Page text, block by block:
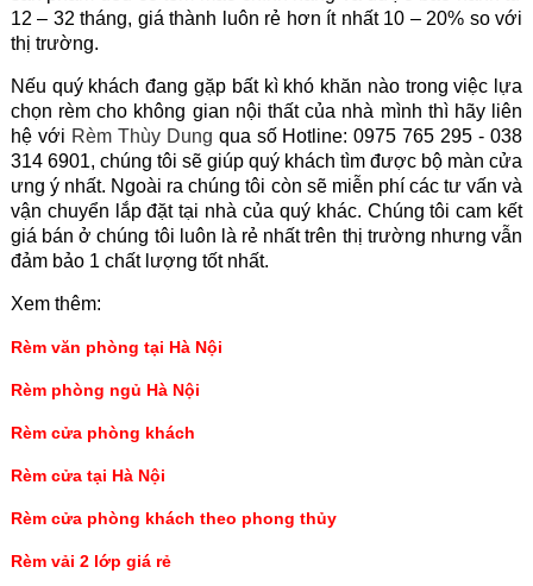
12 – 32 tháng, giá thành luôn rẻ hơn ít nhất 10 – 20% so với
thị trường.
Nếu quý khách đang gặp bất kì khó khăn nào trong việc lựa
chọn rèm cho không gian nội thất của nhà mình thì hãy liên
hệ với Rèm Thùy Dung qua số Hotline: 0975 765 295 - 038
314 6901, chúng tôi sẽ giúp quý khách tìm được bộ màn cửa
ưng ý nhất. Ngoài ra chúng tôi còn sẽ miễn phí các tư vấn và
vận chuyển lắp đặt tại nhà của quý khác. Chúng tôi cam kết
giá bán ở chúng tôi luôn là rẻ nhất trên thị trường nhưng vẫn
đảm bảo 1 chất lượng tốt nhất.
Xem thêm:
Rèm văn phòng tại Hà Nội
Rèm phòng ngủ Hà Nội
Rèm cửa phòng khách
Rèm cửa tại Hà Nội
Rèm cửa phòng khách theo phong thủy
Rèm vải 2 lớp giá rẻ